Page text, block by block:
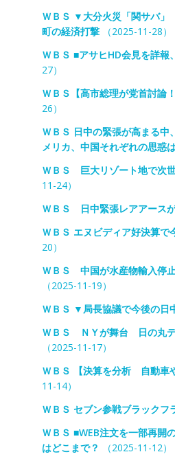
ＷＢＳ ▼大分火災「関サバ」
町の経済打撃（2025-11-28）
ＷＢＳ ■アサヒHD会見を詳報
27）
ＷＢＳ【高市総理が党首討論
26）
ＷＢＳ 日中の緊張が高まる中
メリカ、中国それぞれの思惑
ＷＢＳ 巨大リゾート地で次
11-24）
ＷＢＳ 日中緊張レアアース
ＷＢＳ エヌビディア好決算で
20）
ＷＢＳ 中国が水産物輸入停
（2025-11-19）
ＷＢＳ ▼局長協議で今後の日
ＷＢＳ ＮＹが舞台 日の丸デ
（2025-11-17）
ＷＢＳ 【決算を分析 自動車
11-14）
ＷＢＳ セブン参戦ブラックフ
ＷＢＳ ■WEB注文を一部再開
はどこまで？
（2025-11-12）